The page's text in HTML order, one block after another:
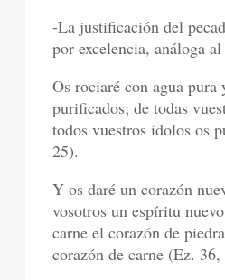
-La justificación del
por excelencia, análoga
Os rociaré con agua pura
purificados; de todas
todos vuestros ídolos os
25).
Y os daré un corazón
vosotros un espíritu
carne el corazón de
corazón de carne (Ez. 36,